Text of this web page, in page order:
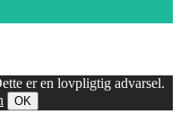
er en lovpligtig advarsel.
OK